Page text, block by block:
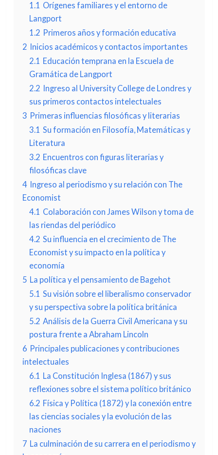
1.1 Orígenes familiares y el entorno de
Langport
1.2 Primeros años y formación educativa
2 Inicios académicos y contactos importantes
2.1 Educación temprana en la Escuela de
Gramática de Langport
2.2 Ingreso al University College de Londres y
sus primeros contactos intelectuales
3 Primeras influencias filosóficas y literarias
3.1 Su formación en Filosofía, Matemáticas y
Literatura
3.2 Encuentros con figuras literarias y
filosóficas clave
4 Ingreso al periodismo y su relación con The
Economist
4.1 Colaboración con James Wilson y toma de
las riendas del periódico
4.2 Su influencia en el crecimiento de The
Economist y su impacto en la política y
economía
5 La política y el pensamiento de Bagehot
5.1 Su visión sobre el liberalismo conservador
y su perspectiva sobre la política británica
5.2 Análisis de la Guerra Civil Americana y su
postura frente a Abraham Lincoln
6 Principales publicaciones y contribuciones
intelectuales
6.1 La Constitución Inglesa (1867) y sus
reflexiones sobre el sistema político británico
6.2 Física y Política (1872) y la conexión entre
las ciencias sociales y la evolución de las
naciones
7 La culminación de su carrera en el periodismo y